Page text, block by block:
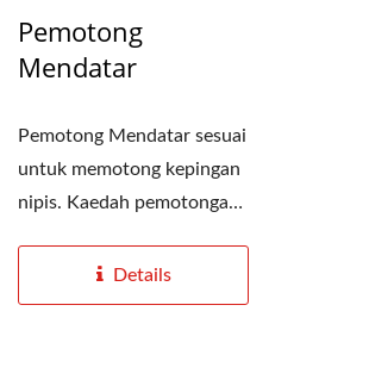
Pemotong
Mendatar
Pemotong Mendatar sesuai
untuk memotong kepingan
nipis. Kaedah pemotongan
Details